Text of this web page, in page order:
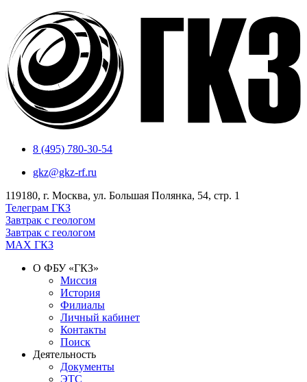
в
Кисловодске
пройдет
научно-
практическая
конференция
«Подземные
воды
и
сооружения
—
2026»
Москве
прошла
конференция
«Трудноизвлекаемые
запасы
настоящее
и
будущее»
8 (495) 780-30-54
gkz@gkz-rf.ru
119180, г. Москва, ул. Большая Полянка, 54, стр. 1
Телеграм ГКЗ
Завтрак с геологом
Завтрак с геологом
МАХ ГКЗ
О ФБУ «ГКЗ»
Миссия
История
Филиалы
Личный кабинет
Контакты
Поиск
Деятельность
Документы
ЭТС